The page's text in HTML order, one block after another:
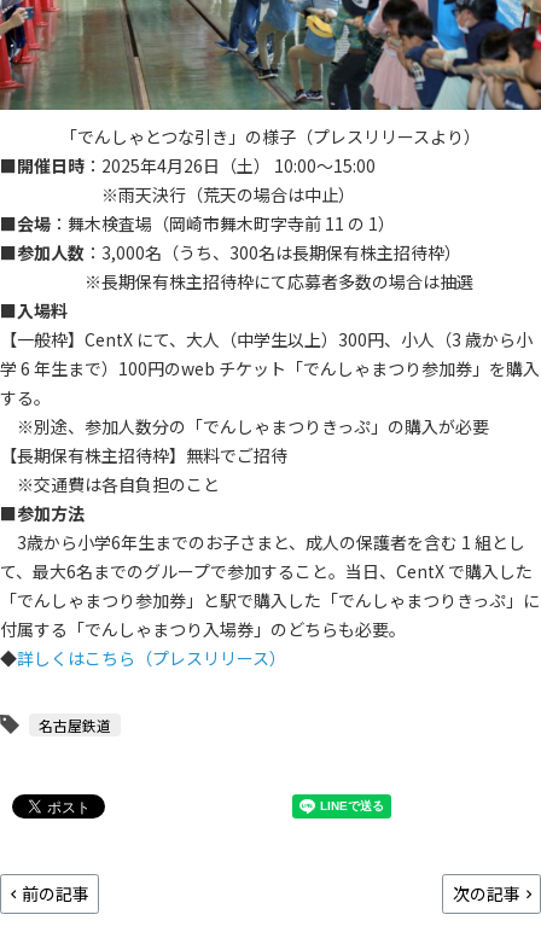
「でんしゃとつな引き」の様子（プレスリリースより）
■開催日時 ：2025年4月26日（土） 10:00～15:00
※雨天決行（荒天の場合は中止）
■会場 ：舞木検査場（岡崎市舞木町字寺前 11 の 1）
■参加人数 ：3,000名（うち、300名は長期保有株主招待枠）
※長期保有株主招待枠にて応募者多数の場合は抽選
■入場料
【一般枠】CentX にて、大人（中学生以上）300円、小人（3 歳から小
学 6 年生まで）100円のweb チケット「でんしゃまつり参加券」を購入
する。
※別途、参加人数分の「でんしゃまつりきっぷ」の購入が必要
【長期保有株主招待枠】無料でご招待
※交通費は各自負担のこと
■参加方法
3歳から小学6年生までのお子さまと、成人の保護者を含む 1 組とし
て、最大6名までのグループで参加すること。当日、CentX で購入した
「でんしゃまつり参加券」と駅で購入した「でんしゃまつりきっぷ」に
付属する「でんしゃまつり入場券」のどちらも必要。
◆詳しくはこちら（プレスリリース）
名古屋鉄道
前の記事 次の記事